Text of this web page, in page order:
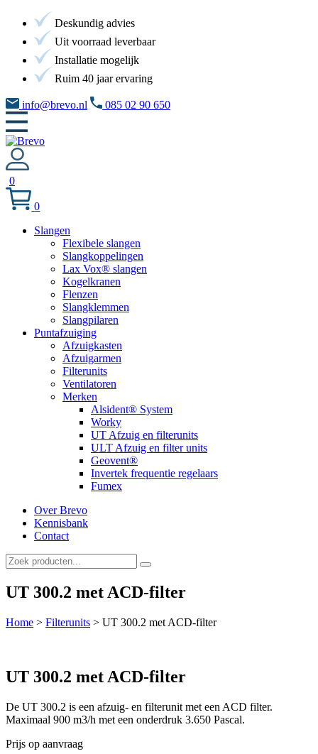
Deskundig advies
Uit voorraad leverbaar
Installatie mogelijk
Ruim 40 jaar ervaring
info@brevo.nl 085 02 90 650
0
0
Slangen
Flexibele slangen
Slangkoppelingen
Lax Vox® slangen
Kogelkranen
Flenzen
Slangklemmen
Slangpilaren
Puntafzuiging
Afzuigkasten
Afzuigarmen
Filterunits
Ventilatoren
Merken
Alsident® System
Worky
UT Afzuig en filterunits
ULT Afzuig en filter units
Geovent®
Invertek frequentie regelaars
Fumex
Over Brevo
Kennisbank
Contact
UT 300.2 met ACD-filter
Home > Filterunits > UT 300.2 met ACD-filter
UT 300.2 met ACD-filter
De UT 300.2 is een afzuig- en filterunit met een ACD filter.
Maximaal 900 m3/h met een onderdruk 3.650 Pascal.
Prijs op aanvraag